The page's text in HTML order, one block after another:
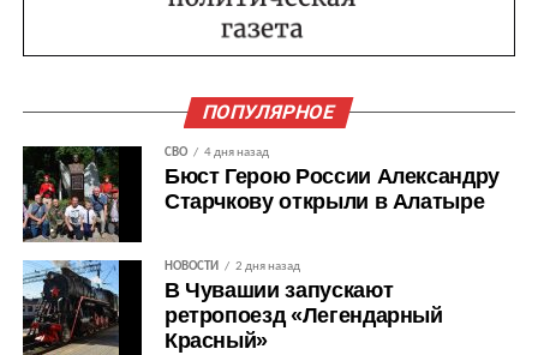
ПОПУЛЯРНОЕ
СВО 4 дня назад
Бюст Герою России Александру
Старчкову открыли в Алатыре
НОВОСТИ 2 дня назад
В Чувашии запускают
ретропоезд «Легендарный
Красный»